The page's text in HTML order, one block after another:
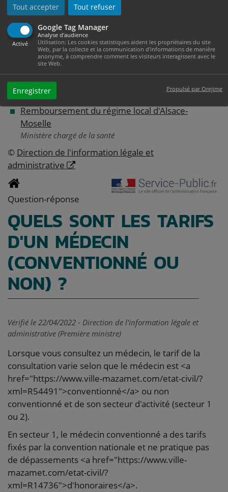
Tout accepter Tout refuser
Google Tag Manager
Activé
Analyse d'audience
Utilisation: Les cookies statistiques aident les propriétaires du site
Web, par la collecte et la communication d'informations de manière
anonyme, à comprendre comment les visiteurs interagissent avec le
site Web.
Enregistrer Propulsé par Orejime
Caisse nationale d'assurance maladie (Cnam)
Annuaire santé - Site Ameli
Caisse nationale d'assurance maladie (Cnam)
Consultations en Guadeloupe, Martinique, Guyane
et Réunion : vos remboursements
Consultations ou téléconsultations à Mayotte : vos
remboursements
Remboursement du régime local d'Alsace-
Moselle
Ministère chargé de la santé
© Direction de l'information légale et
administrative
Question-réponse
QUELS SONT LES TARIFS
D'UN MÉDECIN
(CONVENTIONNÉ OU
NON) ?
Vérifié le 22/04/2022 - Direction de l'information légale et
administrative (Première ministre)
Lorsque vous consultez un médecin, le tarif de la
consultation varie selon que le médecin est <a
href="https://www.ville-mazamet.com/etat-civil/?
xml=R54491">conventionné</a> ou non
conventionné et de son secteur d'activité (secteur 1
ou 2).
En secteur 1, le médecin conventionné a des tarifs
fixés par la convention nationale et ne pratique pas
de dépassements <a href="https://www.ville-
mazamet.com/etat-civil/?
xml=R14736">d'honoraires</a>.